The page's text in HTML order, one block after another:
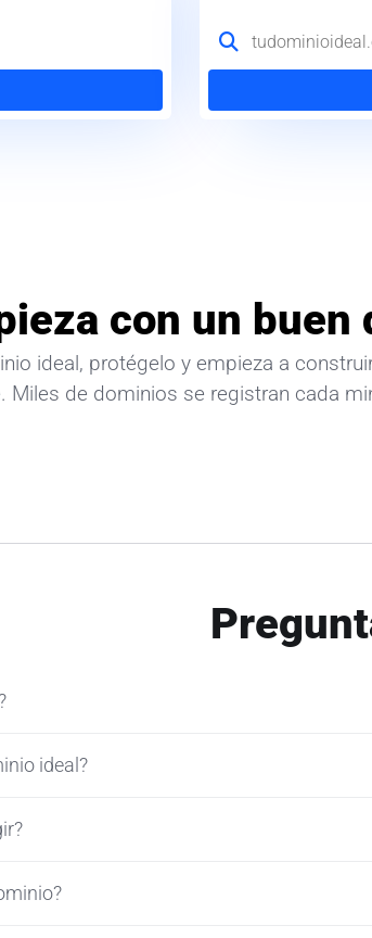
con un buen
ideal, protégelo y empieza a
Miles de dominios se registran cada
ideal?